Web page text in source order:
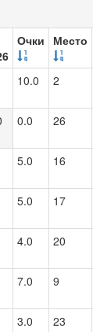
Очки Место
10.0 2
0.0 26
5.0 16
5.0 17
4.0 20
7.0 9
3.0 23